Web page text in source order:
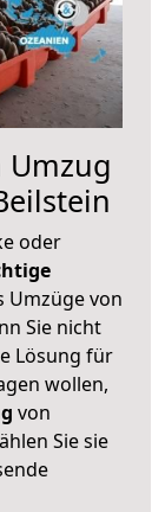
Umzug
oder
Umzüge von
Sie nicht
Lösung für
wollen,
von
Sie sie